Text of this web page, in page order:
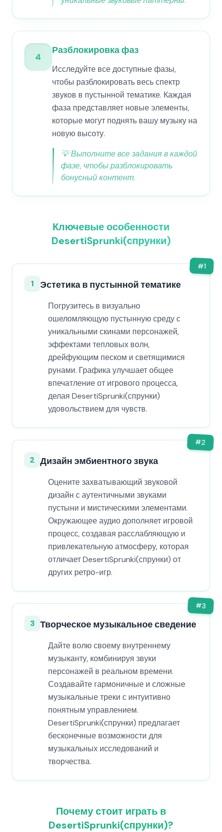
4
Разблокировка фаз
Исследуйте все доступные фазы,
чтобы разблокировать весь спектр
звуков в пустынной тематике. Каждая
фаза представляет новые элементы,
которые могут поднять вашу музыку на
новую высоту.
💡Выполните все задания в каждой
фазе, чтобы разблокировать
бонусный контент.
Ключевые особенности
DesertiSprunki(спрунки)
#1
1 Эстетика в пустынной тематике
Погрузитесь в визуально
ошеломляющую пустынную среду с
уникальными скинами персонажей,
эффектами тепловых волн,
дрейфующим песком и светящимися
рунами. Графика улучшает общее
впечатление от игрового процесса,
делая DesertiSprunki(спрунки)
удовольствием для чувств.
#2
2 Дизайн эмбиентного звука
Оцените захватывающий звуковой
дизайн с аутентичными звуками
пустыни и мистическими элементами.
Окружающее аудио дополняет игровой
процесс, создавая расслабляющую и
привлекательную атмосферу, которая
отличает DesertiSprunki(спрунки) от
других ретро-игр.
#3
3 Творческое музыкальное сведение
Дайте волю своему внутреннему
музыканту, комбинируя звуки
персонажей в реальном времени.
Создавайте гармоничные и сложные
музыкальные треки с интуитивно
понятным управлением.
DesertiSprunki(спрунки) предлагает
бесконечные возможности для
музыкальных исследований и
творчества.
Почему стоит играть в
DesertiSprunki(спрунки)?